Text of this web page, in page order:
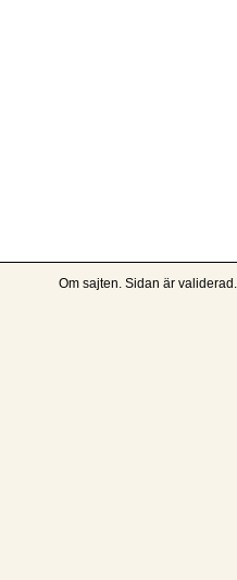
Om sajten. Sidan är validerad